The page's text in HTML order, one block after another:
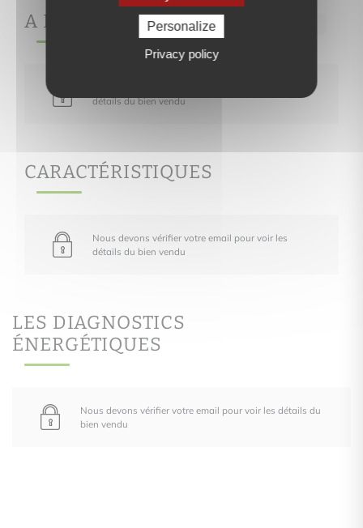
A PROPOS DE
détails du bien vendu
CARACTÉRISTIQUES
Nous devons vérifier votre email pour voir les
détails du bien vendu
LES DIAGNOSTICS
ÉNERGÉTIQUES
Nous devons vérifier votre email pour voir les détails du
bien vendu
Personalize
Privacy policy